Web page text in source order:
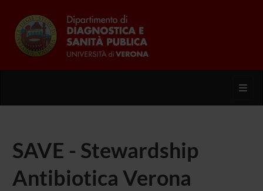
SAVE - Stewardship
Antibiotica Verona